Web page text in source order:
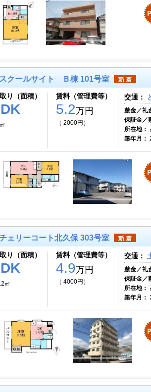
クールサイト Ｂ棟 101号室
り（面積） 賃料（管理費等）
5.2万円
（ 2000円）
交通：
敷金／礼
保証金／
所在地：
築年月：
ェリーコート北久保 303号室
り（面積）
㎡
賃料（管理費等）
4.9万円
（ 4000円）
交通：
敷金／礼
保証金／
所在地：
築年月：